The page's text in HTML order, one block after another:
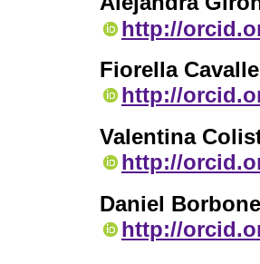
http://
Fiorella
http://
Valentina
http://
Daniel
http://